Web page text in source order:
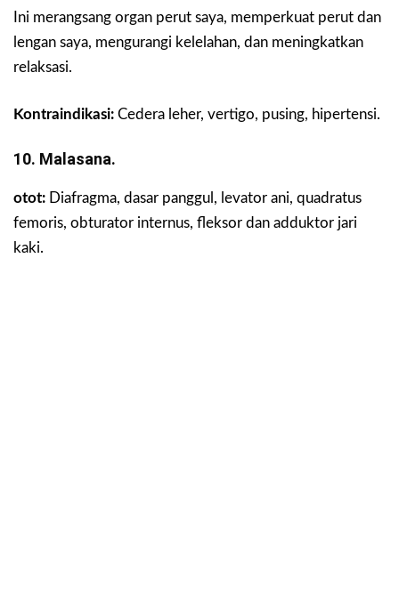
Ini merangsang organ perut saya, memperkuat perut dan
lengan saya, mengurangi kelelahan, dan meningkatkan
relaksasi.
Kontraindikasi: Cedera leher, vertigo, pusing, hipertensi.
10. Malasana.
otot: Diafragma, dasar panggul, levator ani, quadratus
femoris, obturator internus, fleksor dan adduktor jari
kaki.